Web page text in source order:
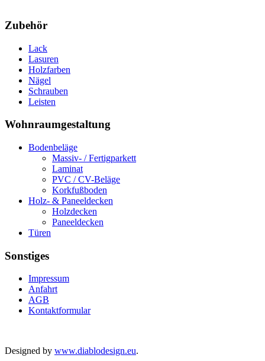
Zubehör
Lack
Lasuren
Holzfarben
Nägel
Schrauben
Leisten
Wohnraumgestaltung
Bodenbeläge
Massiv- / Fertigparkett
Laminat
PVC / CV-Beläge
Korkfußboden
Holz- & Paneeldecken
Holzdecken
Paneeldecken
Türen
Sonstiges
Impressum
Anfahrt
AGB
Kontaktformular
Designed by www.diablodesign.eu.